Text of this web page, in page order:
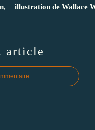
illustration de Wallace
article